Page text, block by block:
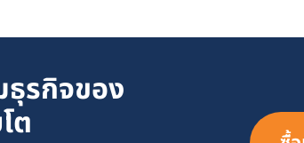
ธุรกิจของ
ต